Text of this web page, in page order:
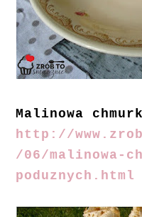
Malinowa
http://
/06/malinowa-
poduznych.html